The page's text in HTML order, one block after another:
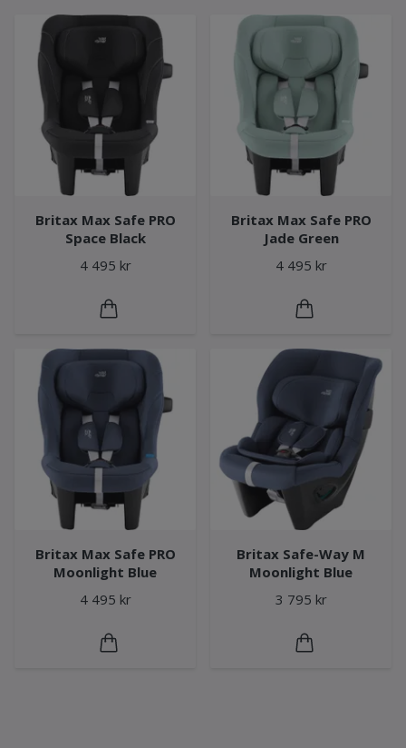
Britax Max Safe PRO
Space Black
4 495 kr
Britax Max Safe PRO
Jade Green
4 495 kr
Britax Max Safe PRO
Moonlight Blue
4 495 kr
Britax Safe-Way M
Moonlight Blue
3 795 kr